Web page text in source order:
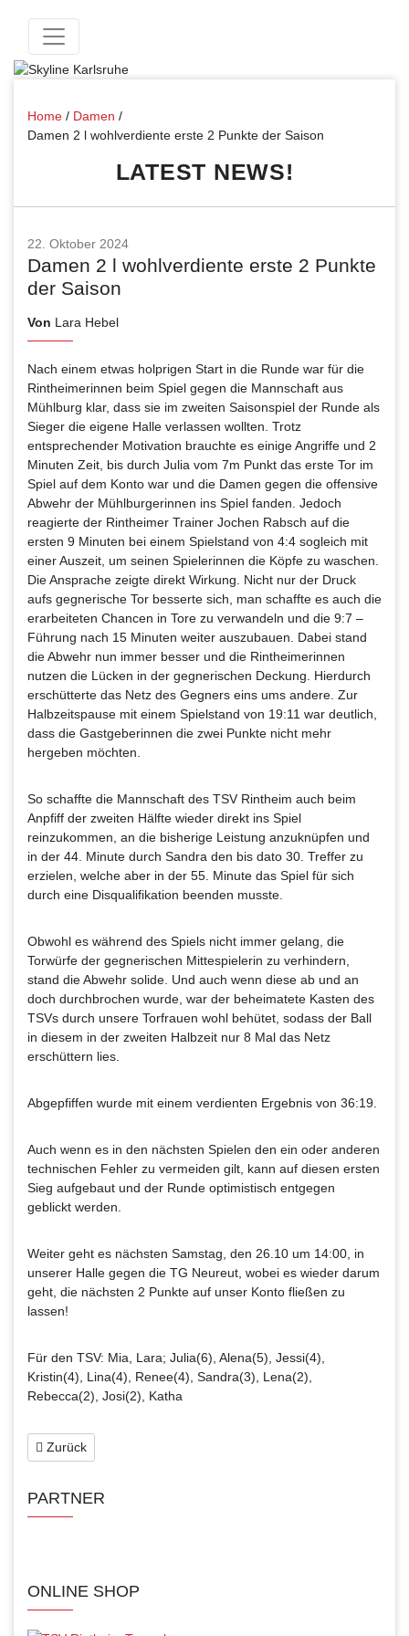
Home / Damen /
Damen 2 l wohlverdiente erste 2 Punkte der Saison
LATEST NEWS!
22. Oktober 2024
Damen 2 l wohlverdiente erste 2 Punkte
der Saison
Von Lara Hebel
Nach einem etwas holprigen Start in die Runde war für die
Rintheimerinnen beim Spiel gegen die Mannschaft aus
Mühlburg klar, dass sie im zweiten Saisonspiel der Runde als
Sieger die eigene Halle verlassen wollten. Trotz
entsprechender Motivation brauchte es einige Angriffe und 2
Minuten Zeit, bis durch Julia vom 7m Punkt das erste Tor im
Spiel auf dem Konto war und die Damen gegen die offensive
Abwehr der Mühlburgerinnen ins Spiel fanden. Jedoch
reagierte der Rintheimer Trainer Jochen Rabsch auf die
ersten 9 Minuten bei einem Spielstand von 4:4 sogleich mit
einer Auszeit, um seinen Spielerinnen die Köpfe zu waschen.
Die Ansprache zeigte direkt Wirkung. Nicht nur der Druck
aufs gegnerische Tor besserte sich, man schaffte es auch die
erarbeiteten Chancen in Tore zu verwandeln und die 9:7 –
Führung nach 15 Minuten weiter auszubauen. Dabei stand
die Abwehr nun immer besser und die Rintheimerinnen
nutzen die Lücken in der gegnerischen Deckung. Hierdurch
erschütterte das Netz des Gegners eins ums andere. Zur
Halbzeitspause mit einem Spielstand von 19:11 war deutlich,
dass die Gastgeberinnen die zwei Punkte nicht mehr
hergeben möchten.
So schaffte die Mannschaft des TSV Rintheim auch beim
Anpfiff der zweiten Hälfte wieder direkt ins Spiel
reinzukommen, an die bisherige Leistung anzuknüpfen und
in der 44. Minute durch Sandra den bis dato 30. Treffer zu
erzielen, welche aber in der 55. Minute das Spiel für sich
durch eine Disqualifikation beenden musste.
Obwohl es während des Spiels nicht immer gelang, die
Torwürfe der gegnerischen Mittespielerin zu verhindern,
stand die Abwehr solide. Und auch wenn diese ab und an
doch durchbrochen wurde, war der beheimatete Kasten des
TSVs durch unsere Torfrauen wohl behütet, sodass der Ball
in diesem in der zweiten Halbzeit nur 8 Mal das Netz
erschüttern lies.
Abgepfiffen wurde mit einem verdienten Ergebnis von 36:19.
Auch wenn es in den nächsten Spielen den ein oder anderen
technischen Fehler zu vermeiden gilt, kann auf diesen ersten
Sieg aufgebaut und der Runde optimistisch entgegen
geblickt werden.
Weiter geht es nächsten Samstag, den 26.10 um 14:00, in
unserer Halle gegen die TG Neureut, wobei es wieder darum
geht, die nächsten 2 Punkte auf unser Konto fließen zu
lassen!
Für den TSV: Mia, Lara; Julia(6), Alena(5), Jessi(4),
Kristin(4), Lina(4), Renee(4), Sandra(3), Lena(2),
Rebecca(2), Josi(2), Katha
Zurück
PARTNER
ONLINE SHOP